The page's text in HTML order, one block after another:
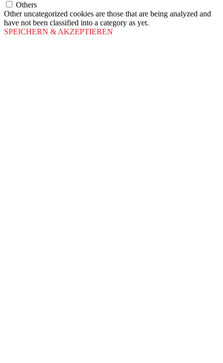
Others
Other uncategorized cookies are those that are being analyzed and
have not been classified into a category as yet.
SPEICHERN & AKZEPTIEREN